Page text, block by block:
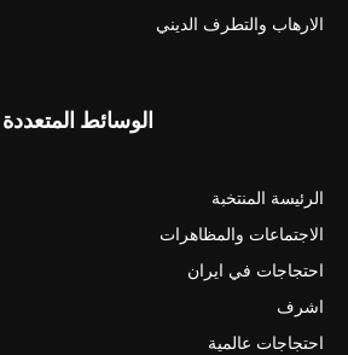
الارهاب والتطرف الديني
الوسائط المتعددة
الرئيسة المنتخبة
الاجتماعات والمظاهرات
احتجاجات في ايران
اشرف
احتجاجات عالمية